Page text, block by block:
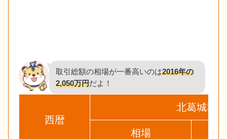
取引総額の相場が一番高いのは2016年の
2,050万円だよ！
西暦
北葛城郡
相場